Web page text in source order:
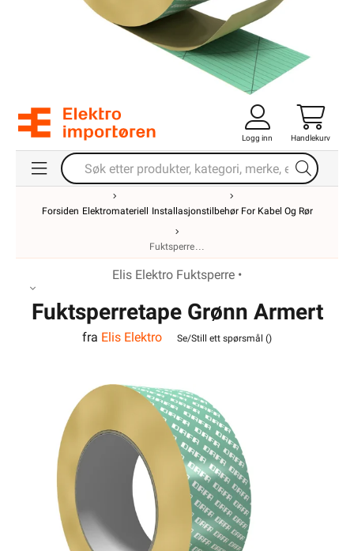
Logg inn Handlekurv
Forsiden Elektromateriell Installasjonstilbehør For Kabel Og Rør
Fuktsperre
Elis Elektro Fuktsperre •
Fuktsperretape Grønn Armert
Elastisk
fra Elis Elektro Se/Still ett spørsmål ()